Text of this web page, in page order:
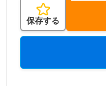
保存する